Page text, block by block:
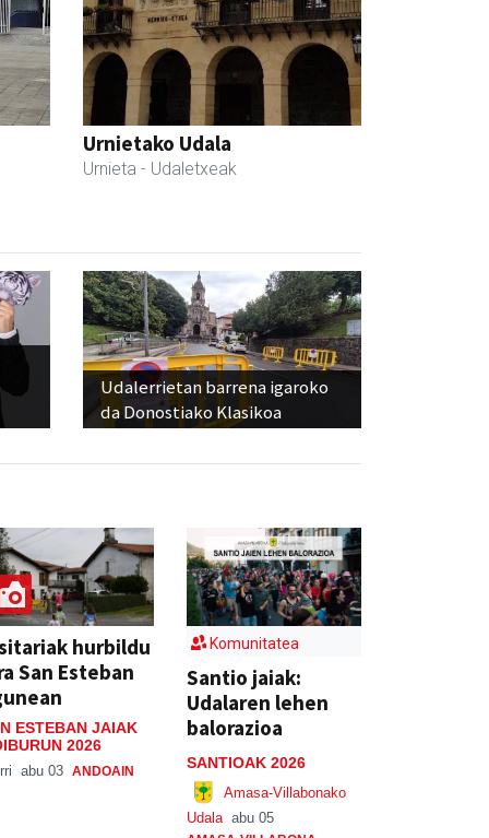
Urnietako Udala
Urnieta - Udaletxeak
Udalerrietan barrena igaroko
da Donostiako Klasikoa
hurbildu
San Esteban
ESTEBAN JAIAK
2026
abu 03 ANDOAIN
Komunitatea
Santio jaiak:
Udalaren lehen
balorazioa
SANTIOAK 2026
Amasa-Villabonako
Udala abu 05